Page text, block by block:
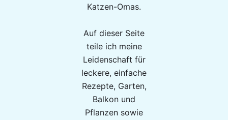
Katzen-Omas.
Auf dieser Seite
teile ich meine
Leidenschaft für
leckere, einfache
Rezepte, Garten,
Balkon und
Pflanzen sowie